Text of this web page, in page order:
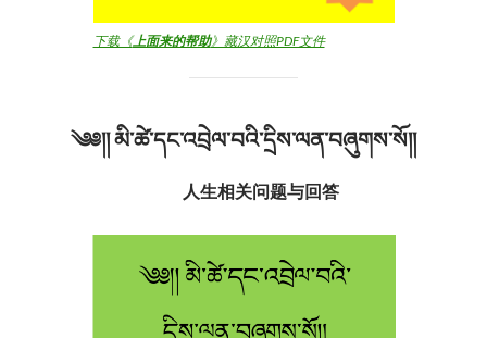
下载《上面来的帮助》藏汉对照PDF文件
༄༅།། མི་ཚེ་དང་འབྲེལ་བའི་དྲིས་ལན་བཞུགས་སོ།།
人生相关问题与回答